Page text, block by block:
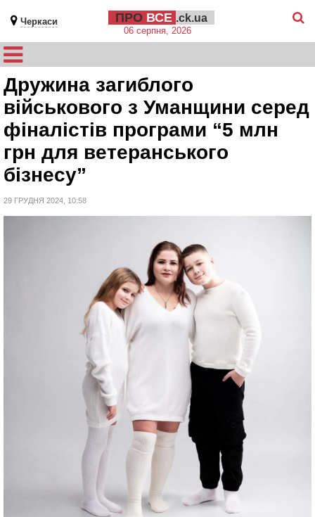
Черкаси ПРО ВСЕ .ck.ua
06 серпня, 2026
Дружина загиблого
військового з Уманщини серед
фіналістів програми “5 млн
грн для ветеранського
бізнесу”
29 ГРУДНЯ 2024, 10:58